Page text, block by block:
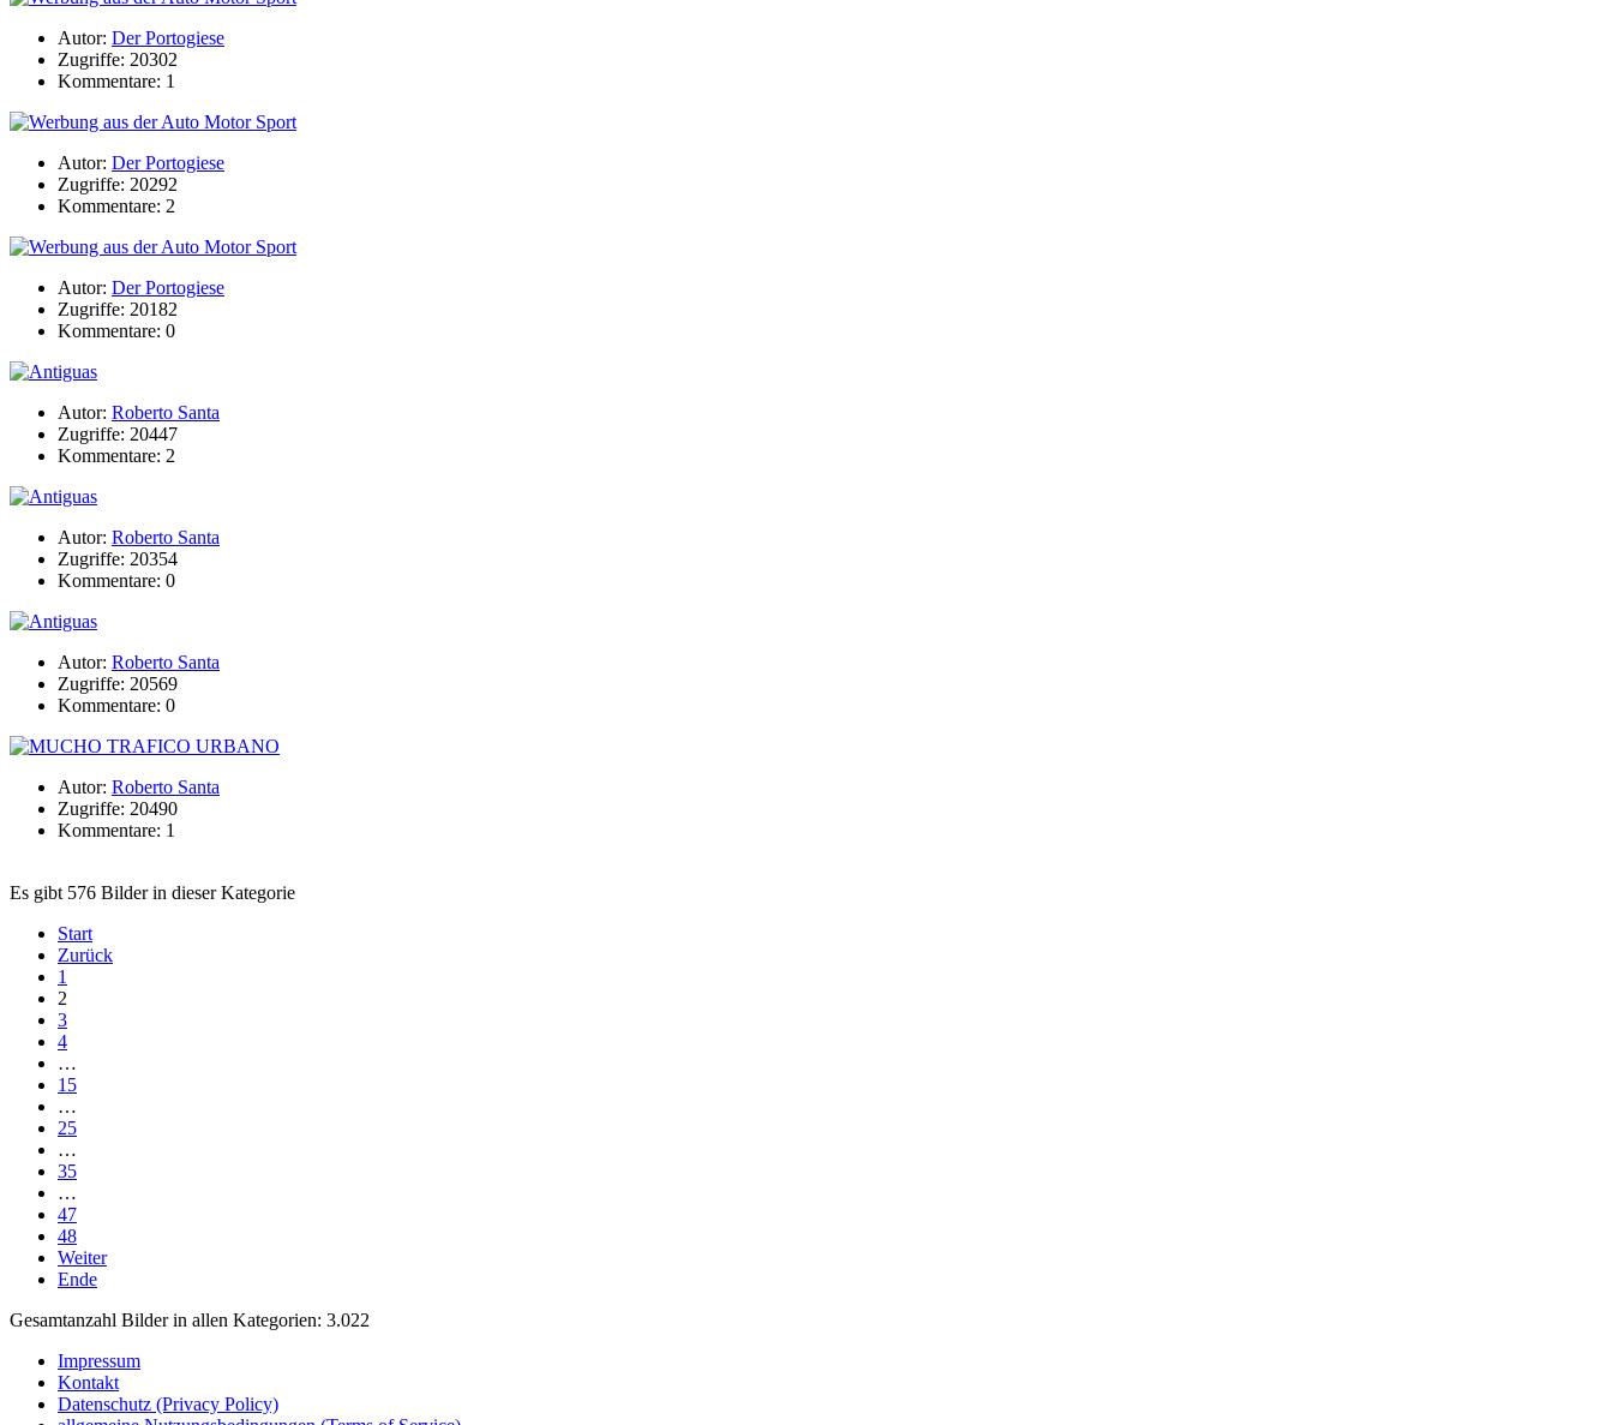
Autor: Der Portogiese
Zugriffe: 20302
Kommentare: 1
Autor: Der Portogiese
Zugriffe: 20292
Kommentare: 2
Autor: Der Portogiese
Zugriffe: 20182
Kommentare: 0
Autor: Roberto Santa
Zugriffe: 20447
Kommentare: 2
Autor: Roberto Santa
Zugriffe: 20354
Kommentare: 0
Autor: Roberto Santa
Zugriffe: 20569
Kommentare: 0
Autor: Roberto Santa
Zugriffe: 20490
Kommentare: 1
Es gibt 576 Bilder in dieser Kategorie
Start
Zurück
1
2
3
4
…
15
…
25
…
35
…
47
48
Weiter
Ende
Gesamtanzahl Bilder in allen Kategorien: 3.022
Impressum
Kontakt
Datenschutz (Privacy Policy)